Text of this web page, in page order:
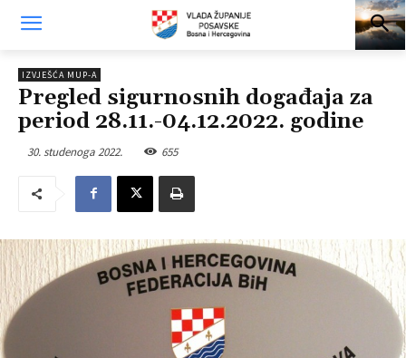
IZVJEŠĆA MUP-A
Pregled sigurnosnih događaja za
period 28.11.-04.12.2022. godine
30. studenoga 2022. 655